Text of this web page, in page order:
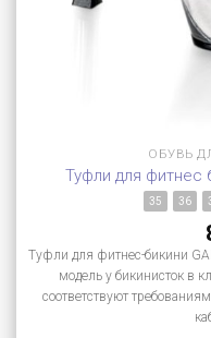
ОБУВЬ
Туфли для фитнес
35 36
Туфли для фитнес-бикини
модель у бикинисток в
соответствуют